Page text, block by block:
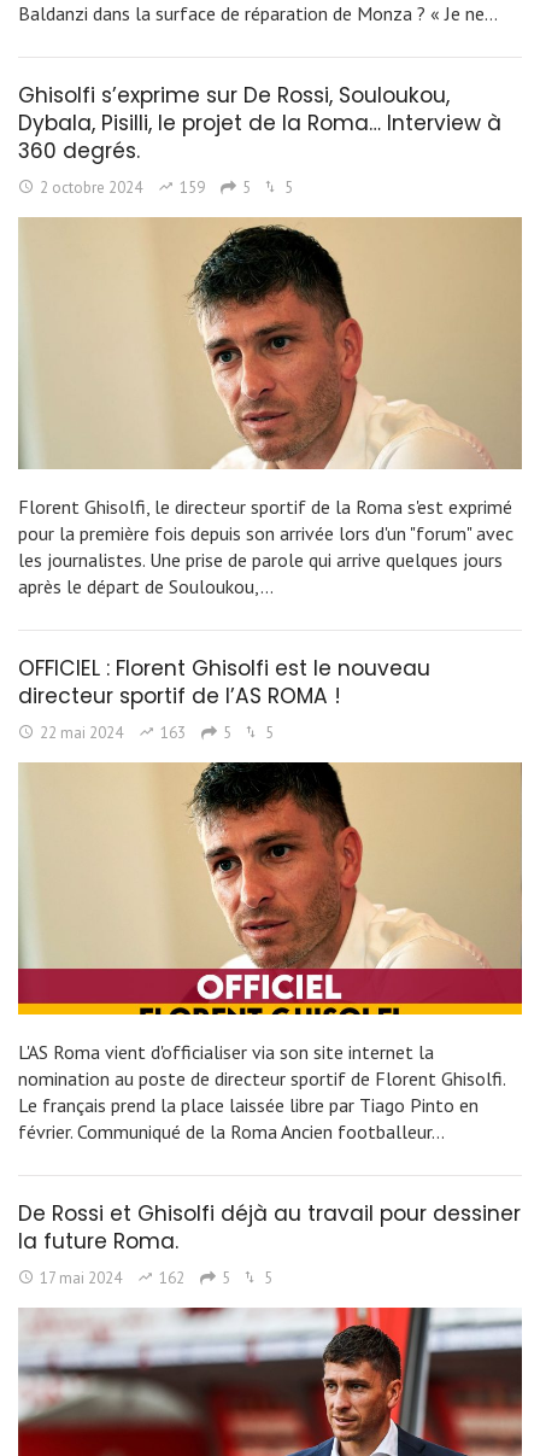
Baldanzi dans la surface de réparation de Monza ? « Je ne…
Ghisolfi s’exprime sur De Rossi, Souloukou,
Dybala, Pisilli, le projet de la Roma… Interview à
360 degrés.
2 octobre 2024 159 5 5
Florent Ghisolfi, le directeur sportif de la Roma s'est exprimé
pour la première fois depuis son arrivée lors d'un "forum" avec
les journalistes. Une prise de parole qui arrive quelques jours
après le départ de Souloukou,…
OFFICIEL : Florent Ghisolfi est le nouveau
directeur sportif de l’AS ROMA !
22 mai 2024 163 5 5
L'AS Roma vient d'officialiser via son site internet la
nomination au poste de directeur sportif de Florent Ghisolfi.
Le français prend la place laissée libre par Tiago Pinto en
février. Communiqué de la Roma Ancien footballeur…
De Rossi et Ghisolfi déjà au travail pour dessiner
la future Roma.
17 mai 2024 162 5 5